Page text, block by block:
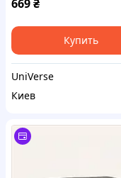
669₴
Купить
UniVerse
Киев